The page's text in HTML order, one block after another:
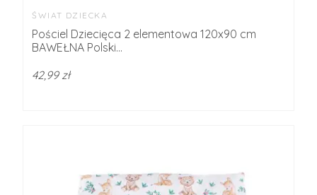
ŚWIAT DZIECKA
Pościel Dziecięca 2 elementowa 120x90 cm
BAWEŁNA Polski...
42,99 zł